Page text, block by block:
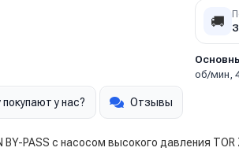
🚚
об/мин,
у нас? Отзывы
PASS с насосом высокого давления